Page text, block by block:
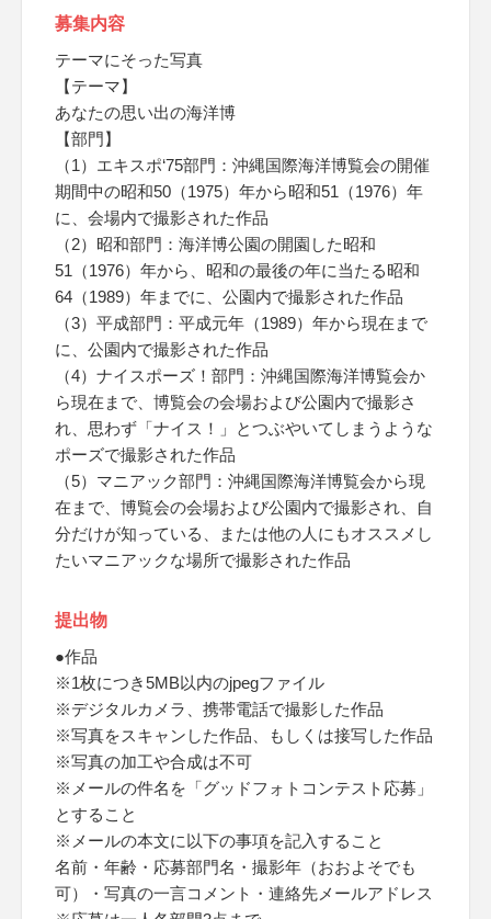
募集内容
テーマにそった写真
【テーマ】
あなたの思い出の海洋博
【部門】
（1）エキスポ‘75部門：沖縄国際海洋博覧会の開催
期間中の昭和50（1975）年から昭和51（1976）年
に、会場内で撮影された作品
（2）昭和部門：海洋博公園の開園した昭和
51（1976）年から、昭和の最後の年に当たる昭和
64（1989）年までに、公園内で撮影された作品
（3）平成部門：平成元年（1989）年から現在まで
に、公園内で撮影された作品
（4）ナイスポーズ！部門：沖縄国際海洋博覧会か
ら現在まで、博覧会の会場および公園内で撮影さ
れ、思わず「ナイス！」とつぶやいてしまうような
ポーズで撮影された作品
（5）マニアック部門：沖縄国際海洋博覧会から現
在まで、博覧会の会場および公園内で撮影され、自
分だけが知っている、または他の人にもオススメし
たいマニアックな場所で撮影された作品
提出物
●作品
※1枚につき5MB以内のjpegファイル
※デジタルカメラ、携帯電話で撮影した作品
※写真をスキャンした作品、もしくは接写した作品
※写真の加工や合成は不可
※メールの件名を「グッドフォトコンテスト応募」
とすること
※メールの本文に以下の事項を記入すること
名前・年齢・応募部門名・撮影年（おおよそでも
可）・写真の一言コメント・連絡先メールアドレス